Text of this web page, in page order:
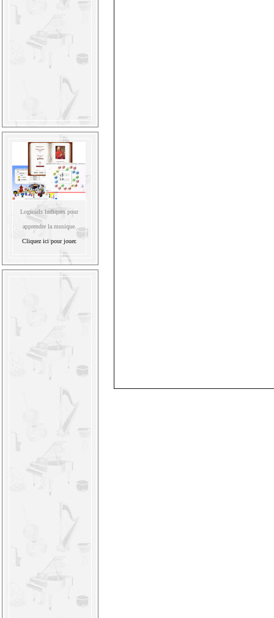
Logiciels ludiques pour
apprendre la musique.
Cliquez ici pour jouer.